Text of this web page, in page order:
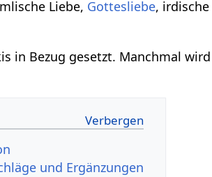
Liebe, Gottesliebe,
in Bezug gesetzt. Manchmal
und Ergänzungen